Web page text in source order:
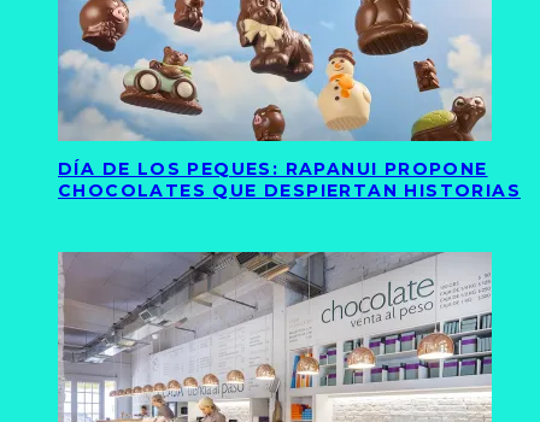
DÍA DE LOS PEQUES: RAPANUI PROPONE
CHOCOLATES QUE DESPIERTAN HISTORIAS